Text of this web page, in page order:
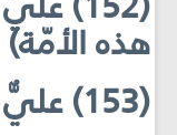
هذه الأمّة)
(153) عليٌّ أعلم الناس